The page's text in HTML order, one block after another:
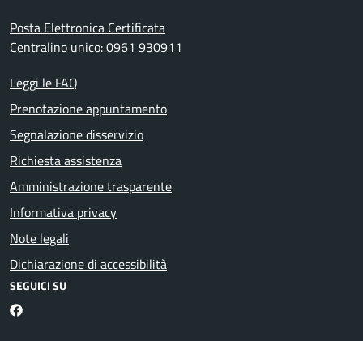
Posta Elettronica Certificata
Centralino unico: 0961 930911
Leggi le FAQ
Prenotazione appuntamento
Segnalazione disservizio
Richiesta assistenza
Amministrazione trasparente
Informativa privacy
Note legali
Dichiarazione di accessibilità
SEGUICI SU
Facebook